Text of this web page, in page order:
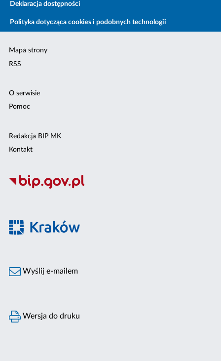
Deklaracja dostępności
Polityka dotycząca cookies i podobnych technologii
Mapa strony
RSS
O serwisie
Pomoc
Redakcja BIP MK
Kontakt
Wyślij e-mailem
Wersja do druku